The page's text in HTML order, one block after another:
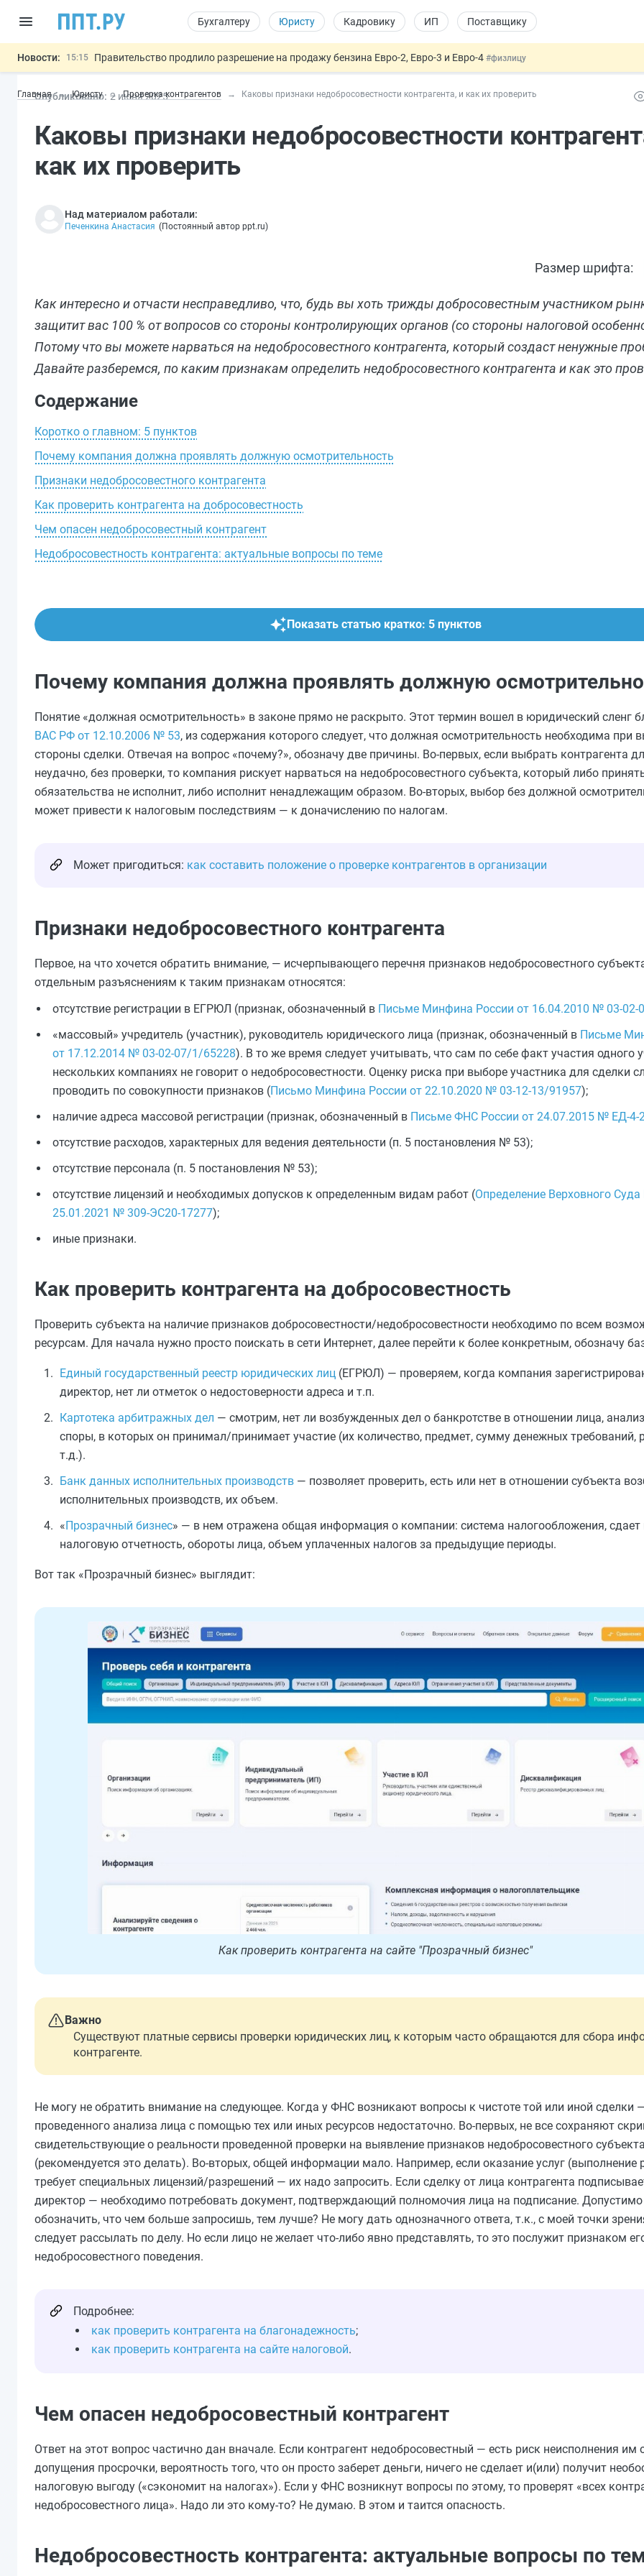
Бухгалтеру Юристу Кадровику ИП Поставщику
Новости: 15:15 Правительство продлило разрешение на продажу бензина Евро-2, Евро-3 и Евро-4 #физлицу
13:48
Важно Обеспечительный платёж СПОТ могут заменить банковской гарантией#бухгалтеру
15:51
МВД запускает автоматическое аннулирование патента иностранцев за неуплату НДФЛ#кадровику
Главная Юристу Проверка контрагентов Каковы признаки недобросовестности контрагента, и как их проверить
Опубликовано: 2 июня2025
Каковы признаки недобросовестности
как их проверить
Над материалом работали:
Печенкина Анастасия (Постоянный автор ppt.ru)
Размер шрифта:
Как интересно и отчасти несправедливо, что, будь вы хоть трижды добросовестным участником
защитит вас 100 % от вопросов со стороны контролирующих органов (со стороны налоговой
Потому что вы можете нарваться на недобросовестного контрагента, который создаст ненужные
Давайте разберемся, по каким признакам определить недобросовестного контрагента и как это
Содержание
Коротко о главном: 5 пунктов
Почему компания должна проявлять должную осмотрительность
Признаки недобросовестного контрагента
Как проверить контрагента на добросовестность
Чем опасен недобросовестный контрагент
Недобросовестность контрагента: актуальные вопросы по теме
Показать статью кратко: 5 пунктов
Почему компания должна проявлять должную
Понятие «должная осмотрительность» в законе прямо не раскрыто. Этот термин вошел в юридический сленг
ВАС РФ от 12.10.2006 № 53, из содержания которого следует, что должная осмотрительность необходима при
стороны сделки. Отвечая на вопрос «почему?», обозначу две причины. Во-первых, если выбрать контрагента
неудачно, без проверки, то компания рискует нарваться на недобросовестного субъекта, который либо
обязательства не исполнит, либо исполнит ненадлежащим образом. Во-вторых, выбор без должной
может привести к налоговым последствиям — к доначислению по налогам.
Может пригодиться: как составить положение о проверке контрагентов в организации
Признаки недобросовестного контрагента
Первое, на что хочется обратить внимание, — исчерпывающего перечня признаков недобросовестного
отдельным разъяснениям к таким признакам относятся:
отсутствие регистрации в ЕГРЮЛ (признак, обозначенный в Письме Минфина России от 16.04.2010 № 03-02-
«массовый» учредитель (участник), руководитель юридического лица (признак, обозначенный в Письме
от 17.12.2014 № 03-02-07/1/65228). В то же время следует учитывать, что сам по себе факт участия одного
нескольких компаниях не говорит о недобросовестности. Оценку риска при выборе участника для сделки
проводить по совокупности признаков (Письмо Минфина России от 22.10.2020 № 03-12-13/91957);
наличие адреса массовой регистрации (признак, обозначенный в Письме ФНС России от 24.07.2015 № ЕД-4-
отсутствие расходов, характерных для ведения деятельности (п. 5 постановления № 53);
отсутствие персонала (п. 5 постановления № 53);
отсутствие лицензий и необходимых допусков к определенным видам работ (Определение Верховного
25.01.2021 № 309-ЭС20-17277);
иные признаки.
Как проверить контрагента на добросовестность
Проверить субъекта на наличие признаков добросовестности/недобросовестности необходимо по всем
ресурсам. Для начала нужно просто поискать в сети Интернет, далее перейти к более конкретным, обозначу
Единый государственный реестр юридических лиц (ЕГРЮЛ) — проверяем, когда компания
директор, нет ли отметок о недостоверности адреса и т.п.
Картотека арбитражных дел — смотрим, нет ли возбужденных дел о банкротстве в отношении лица,
споры, в которых он принимал/принимает участие (их количество, предмет, сумму денежных требований,
т.д.).
Банк данных исполнительных производств — позволяет проверить, есть или нет в отношении субъекта
исполнительных производств, их объем.
«Прозрачный бизнес» — в нем отражена общая информация о компании: система налогообложения, сдает
налоговую отчетность, обороты лица, объем уплаченных налогов за предыдущие периоды.
Вот так «Прозрачный бизнес» выглядит:
Как проверить контрагента на сайте "Прозрачный бизнес"
Важно
Существуют платные сервисы проверки юридических лиц, к которым часто обращаются для сбора
контрагенте.
Не могу не обратить внимание на следующее. Когда у ФНС возникают вопросы к чистоте той или иной сделки
проведенного анализа лица с помощью тех или иных ресурсов недостаточно. Во-первых, не все сохраняют
свидетельствующие о реальности проведенной проверки на выявление признаков недобросовестного субъекта
(рекомендуется это делать). Во-вторых, общей информации мало. Например, если оказание услуг (выполнение
требует специальных лицензий/разрешений — их надо запросить. Если сделку от лица контрагента
директор — необходимо потребовать документ, подтверждающий полномочия лица на подписание. Допустимо
обозначить, что чем больше запросишь, тем лучше? Не могу дать однозначного ответа, т.к., с моей точки
следует рассылать по делу. Но если лицо не желает что-либо явно представлять, то это послужит признаком
недобросовестного поведения.
Подробнее:
как проверить контрагента на благонадежность;
как проверить контрагента на сайте налоговой.
Чем опасен недобросовестный контрагент
Ответ на этот вопрос частично дан вначале. Если контрагент недобросовестный — есть риск неисполнения им
допущения просрочки, вероятность того, что он просто заберет деньги, ничего не сделает и(или) получит
налоговую выгоду («сэкономит на налогах»). Если у ФНС возникнут вопросы по этому, то проверят «всех
недобросовестного лица». Надо ли это кому-то? Не думаю. В этом и таится опасность.
Недобросовестность контрагента: актуальные вопросы по